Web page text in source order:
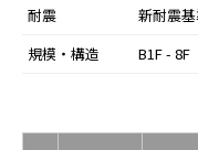
耐震
新耐震
規模・構造
B1F -